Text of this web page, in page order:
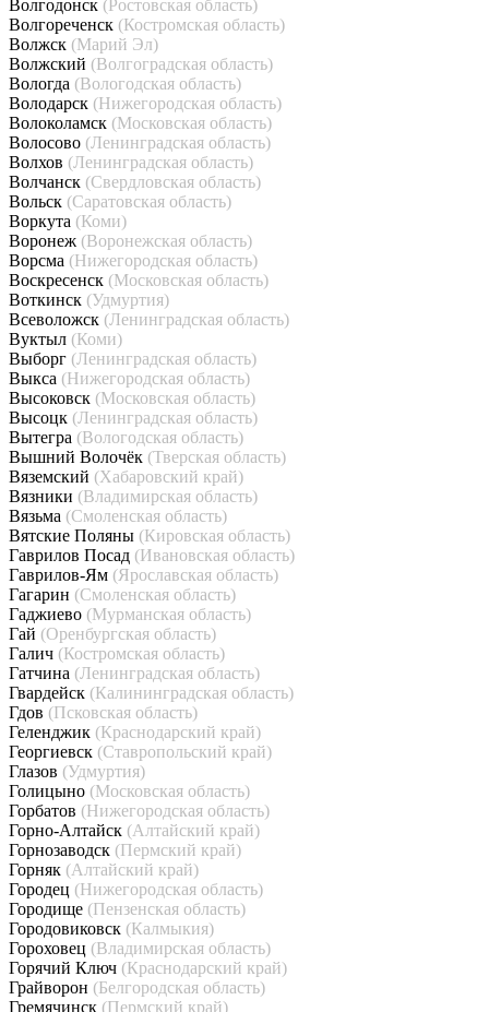
Волгодонск (Ростовская область)
Волгореченск (Костромская область)
Волжск (Марий Эл)
Волжский (Волгоградская область)
Вологда (Вологодская область)
Володарск (Нижегородская область)
Волоколамск (Московская область)
Волосово (Ленинградская область)
Волхов (Ленинградская область)
Волчанск (Свердловская область)
Вольск (Саратовская область)
Воркута (Коми)
Воронеж (Воронежская область)
Ворсма (Нижегородская область)
Воскресенск (Московская область)
Воткинск (Удмуртия)
Всеволожск (Ленинградская область)
Вуктыл (Коми)
Выборг (Ленинградская область)
Выкса (Нижегородская область)
Высоковск (Московская область)
Высоцк (Ленинградская область)
Вытегра (Вологодская область)
Вышний Волочёк (Тверская область)
Вяземский (Хабаровский край)
Вязники (Владимирская область)
Вязьма (Смоленская область)
Вятские Поляны (Кировская область)
Гаврилов Посад (Ивановская область)
Гаврилов-Ям (Ярославская область)
Гагарин (Смоленская область)
Гаджиево (Мурманская область)
Гай (Оренбургская область)
Галич (Костромская область)
Гатчина (Ленинградская область)
Гвардейск (Калининградская область)
Гдов (Псковская область)
Геленджик (Краснодарский край)
Георгиевск (Ставропольский край)
Глазов (Удмуртия)
Голицыно (Московская область)
Горбатов (Нижегородская область)
Горно-Алтайск (Алтайский край)
Горнозаводск (Пермский край)
Горняк (Алтайский край)
Городец (Нижегородская область)
Городище (Пензенская область)
Городовиковск (Калмыкия)
Гороховец (Владимирская область)
Горячий Ключ (Краснодарский край)
Грайворон (Белгородская область)
Гремячинск (Пермский край)